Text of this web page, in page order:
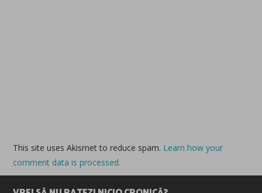
This site uses Akismet to reduce spam. Learn how your
comment data is processed.